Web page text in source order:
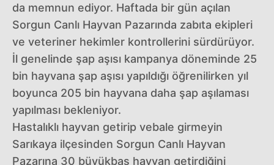
da memnun ediyor. Haftada bir gün açılan
Sorgun Canlı Hayvan Pazarında zabıta ekipleri
ve veteriner hekimler kontrollerini sürdürüyor.
İl genelinde şap aşısı kampanya döneminde 25
bin hayvana şap aşısı yapıldığı öğrenilirken yıl
boyunca 205 bin hayvana daha şap aşılaması
yapılması bekleniyor.
Hastalıklı hayvan getirip vebale girmeyin
Sarıkaya ilçesinden Sorgun Canlı Hayvan
Pazarına 30 büyükbaş hayvan getirdiğini